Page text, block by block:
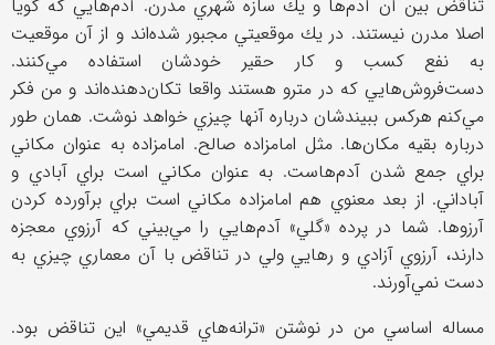
تناقض بين آن آدم‌ها و يك سازه شهري مدرن. آد‌م‌هايي كه گويا
اصلا مدرن نيستند. در يك موقعيتي مجبور شده‌اند و از آن موقعيت
به نفع كسب و كار حقير خودشان استفاده مي‌كنند.
دست‌فروش‌هايي كه در مترو هستند واقعا تكان‌دهنده‌اند و من فكر
مي‌كنم هركس ببيندشان درباره آنها چيزي خواهد نوشت. همان طور
درباره بقيه مكان‌ها. مثل امامزاده صالح. امامزاده به عنوان مكاني
براي جمع شدن آدم‌هاست. به عنوان مكاني است براي آبادي و
آباداني. از بعد معنوي هم امامزاده مكاني است براي برآورده كردن
آرزوها. شما در پرده «گلي» آدم‌هايي را مي‌بيني كه آرزوي معجزه
دارند، آرزوي آزادي و رهايي ولي در تناقض با آن معماري چيزي به
دست نمي‌آورند.
مساله اساسي من در نوشتن «ترانه‌هاي قديمي» اين تناقض بود.